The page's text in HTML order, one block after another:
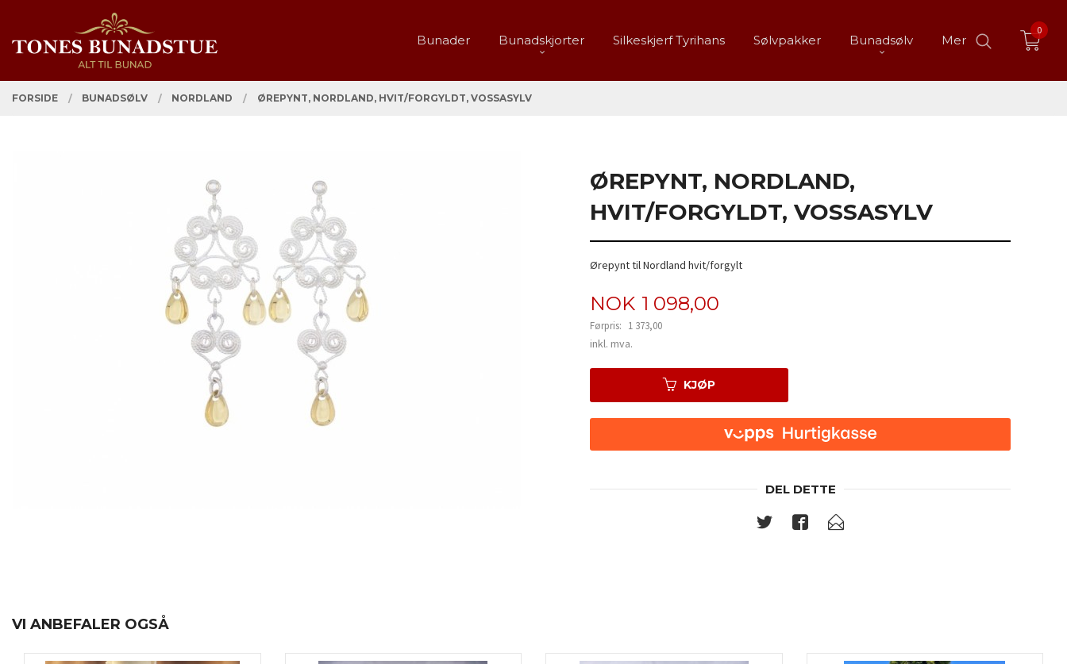
innholdet
PRODUKTER
Bunader Bunadskjorter Silkeskjerf Tyrihans Sølvpakker Bunadsølv Mer
0
FORSIDE BUNADSØLV NORDLAND ØREPYNT, NORDLAND, HVIT/FORGYLDT, VOSSASYLV
ØREPYNT, NORDLAND,
HVIT/FORGYLDT, VOSSASYLV
Ørepynt til Nordland hvit/forgylt
Tilbud
NOK 1 098,00
Førpris: 1 373,00
Rabatt
inkl. mva.
KJØP
DEL DETTE
VI ANBEFALER OGSÅ